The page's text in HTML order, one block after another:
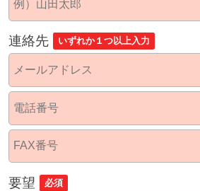
連絡先 いずれか１つ以上入力
要望 必須